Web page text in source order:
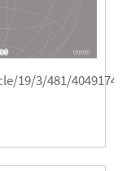
19/3/481/4049174